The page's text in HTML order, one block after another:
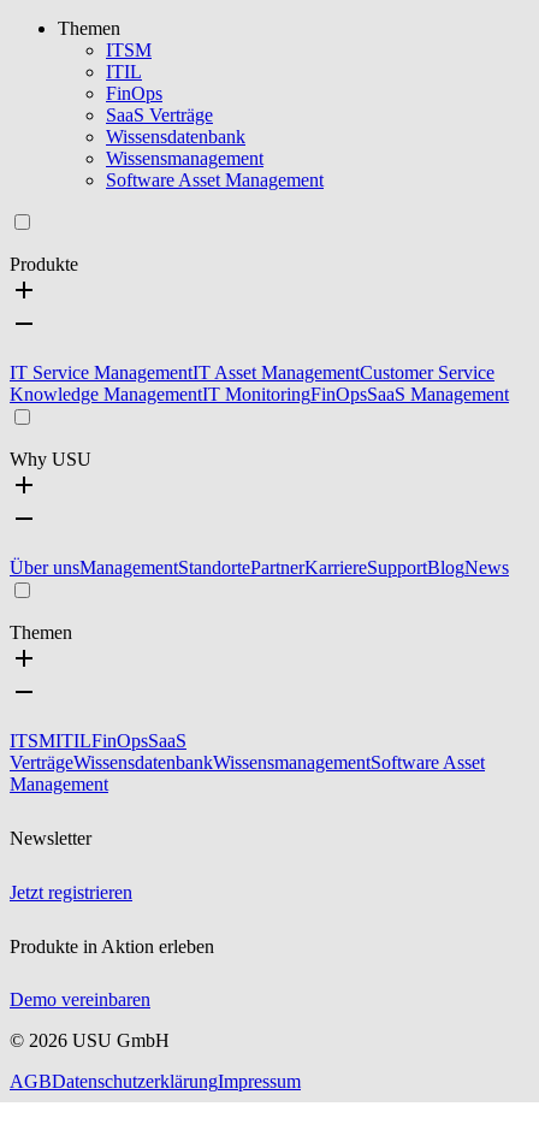
Themen
ITSM
ITIL
FinOps
SaaS Verträge
Wissensdatenbank
Wissensmanagement
Software Asset Management
Produkte
IT Service ManagementIT Asset ManagementCustomer Service
Knowledge ManagementIT MonitoringFinOpsSaaS Management
Why USU
Über unsManagementStandortePartnerKarriereSupportBlogNews
Themen
ITSMITILFinOpsSaaS
VerträgeWissensdatenbankWissensmanagementSoftware Asset
Management
Newsletter
Jetzt registrieren
Produkte in Aktion erleben
Demo vereinbaren
© 2026 USU GmbH
AGBDatenschutzerklärungImpressum